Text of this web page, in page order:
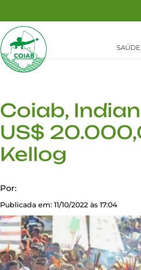
Coiab,
US$
Kellog
Por:
Publicada em: 11/10/2022 às 17:04